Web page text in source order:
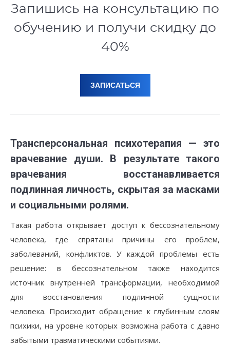
Запишись на консультацию по
обучению и получи скидку до
40%
ЗАПИСАТЬСЯ
Трансперсональная психотерапия — это
врачевание души. В результате такого
врачевания восстанавливается
подлинная личность, скрытая за масками
и социальными ролями.
Такая работа открывает доступ к бессознательному
человека, где спрятаны причины его проблем,
заболеваний, конфликтов. У каждой проблемы есть
решение: в бессознательном также находится
источник внутренней трансформации, необходимой
для восстановления подлинной сущности
человека. Происходит обращение к глубинным слоям
психики, на уровне которых возможна работа с давно
забытыми травматическими событиями.